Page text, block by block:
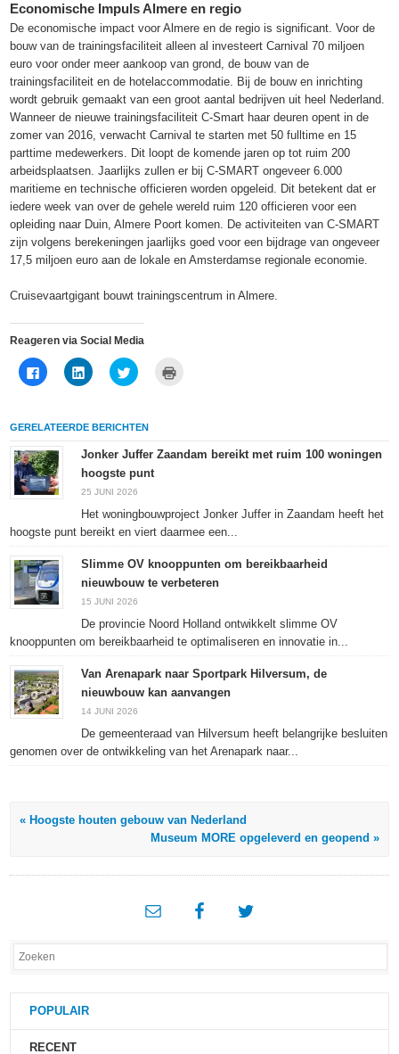
Economische Impuls Almere en regio
De economische impact voor Almere en de regio is significant. Voor de
bouw van de trainingsfaciliteit alleen al investeert Carnival 70 miljoen
euro voor onder meer aankoop van grond, de bouw van de
trainingsfaciliteit en de hotelaccommodatie. Bij de bouw en inrichting
wordt gebruik gemaakt van een groot aantal bedrijven uit heel Nederland.
Wanneer de nieuwe trainingsfaciliteit C-Smart haar deuren opent in de
zomer van 2016, verwacht Carnival te starten met 50 fulltime en 15
parttime medewerkers. Dit loopt de komende jaren op tot ruim 200
arbeidsplaatsen. Jaarlijks zullen er bij C-SMART ongeveer 6.000
maritieme en technische officieren worden opgeleid. Dit betekent dat er
iedere week van over de gehele wereld ruim 120 officieren voor een
opleiding naar Duin, Almere Poort komen. De activiteiten van C-SMART
zijn volgens berekeningen jaarlijks goed voor een bijdrage van ongeveer
17,5 miljoen euro aan de lokale en Amsterdamse regionale economie.
Cruisevaartgigant bouwt trainingscentrum in Almere.
Reageren via Social Media
Klik
om
Facebook
(Wordt
een
nieuw
venster
geopend)
Klik
om
delen
(Wordt
een
venster
geopend)
Klik
om
Twitter
(Wordt
een
venster
geopend)
nieuw
GERELATEERDE BERICHTEN
Jonker Juffer Zaandam bereikt met ruim 100 woningen
hoogste punt
25 JUNI 2026
Het woningbouwproject Jonker Juffer in Zaandam heeft het
hoogste punt bereikt en viert daarmee een...
Slimme OV knooppunten om bereikbaarheid
nieuwbouw te verbeteren
15 JUNI 2026
De provincie Noord Holland ontwikkelt slimme OV
knooppunten om bereikbaarheid te optimaliseren en innovatie in...
Van Arenapark naar Sportpark Hilversum, de
nieuwbouw kan aanvangen
14 JUNI 2026
De gemeenteraad van Hilversum heeft belangrijke besluiten
genomen over de ontwikkeling van het Arenapark naar...
« Hoogste houten gebouw van Nederland
Museum MORE opgeleverd en geopend »
POPULAIR
RECENT